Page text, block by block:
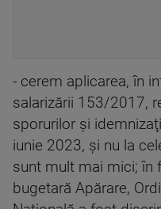
- cerem aplicarea, în
salarizării 153/2017,
sporurilor şi
iunie 2023, şi nu la
sunt mult mai mici; în
bugetară Apărare,